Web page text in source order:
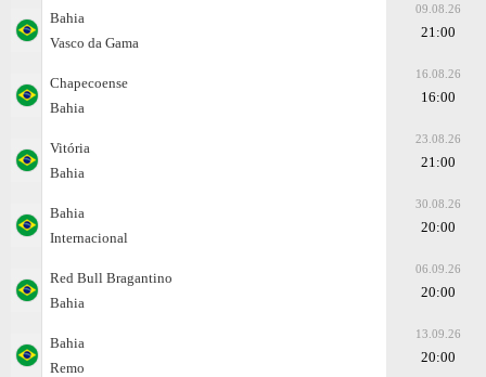
Bahia
Vasco da Gama
09.08.26
21:00
Chapecoense
Bahia
16.08.26
16:00
Vitória
Bahia
23.08.26
21:00
Bahia
Internacional
30.08.26
20:00
Red Bull Bragantino
Bahia
06.09.26
20:00
Bahia
Remo
13.09.26
20:00